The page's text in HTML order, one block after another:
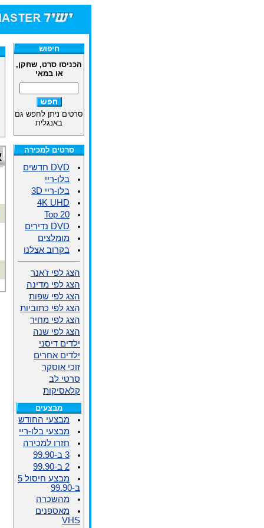
חיפוש
הכניסו סרט, שחקן,
או במאי
סרטים ניתן לחפש גם
באנגלית
סרטים למכירה
DVD חדשים
בלו-ריי
בלו-ריי 3D
4K UHD
Top 20
DVD נדירים
מומלצים
בקרוב אצלנו
הצג לפי ז'אנר
הצג לפי מדינה
הצג לפי שפות
הצג לפי כתוביות
הצג לפי מחיר
הצג לפי שנה
ילדים דיסני
ילדים אחרים
זוכי אוסקר
סרטי לב
קלאסיקות
מבצעים
מבצעי החודש
מבצעי בלו-ריי
חזרו למכירה
3 ב-99.90
2 ב-99.90
מבצע חיסול 5
ב-99.90
מהשכרה
מאספנים
VHS